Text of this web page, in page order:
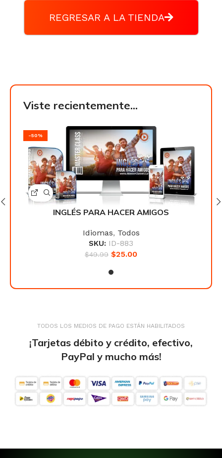
REGRESAR A LA TIENDA
Viste recientemente...
-50%
INGLÉS PARA HACER AMIGOS
Idiomas, Todos
SKU: ID-883
$49.99 $25.00
TODOS LOS MEDIOS DE PAGO ESTÁN HABILITADOS
¡Tarjetas débito y crédito, efectivo,
PayPal y mucho más!